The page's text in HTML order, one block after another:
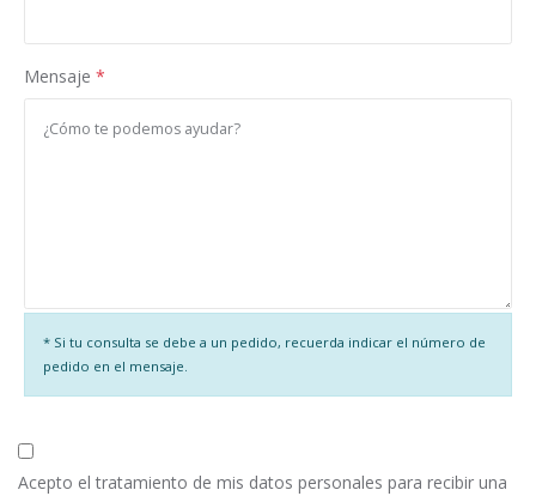
Mensaje *
* Si tu consulta se debe a un pedido, recuerda indicar el número de
pedido en el mensaje.
Acepto el tratamiento de mis datos personales para recibir una